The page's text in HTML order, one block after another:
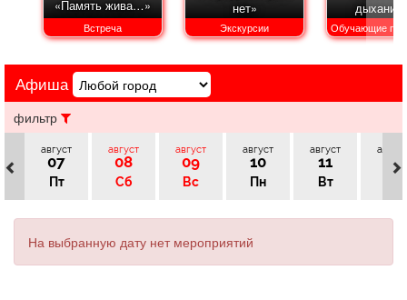
Поздравления
ТВ программа
«Память жива…»
Встреча
нет»
Экскурсии Обучающие
Афиша
фильтр
август
07
Пт
август
08
Сб
август
09
Вс
август
10
Пн
август
11
Вт
август
12
На выбранную дату нет мероприятий